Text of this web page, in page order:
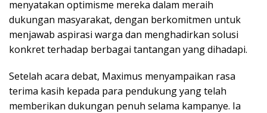
menyatakan optimisme mereka dalam meraih
dukungan masyarakat, dengan berkomitmen untuk
menjawab aspirasi warga dan menghadirkan solusi
konkret terhadap berbagai tantangan yang dihadapi.
Setelah acara debat, Maximus menyampaikan rasa
terima kasih kepada para pendukung yang telah
memberikan dukungan penuh selama kampanye. Ia